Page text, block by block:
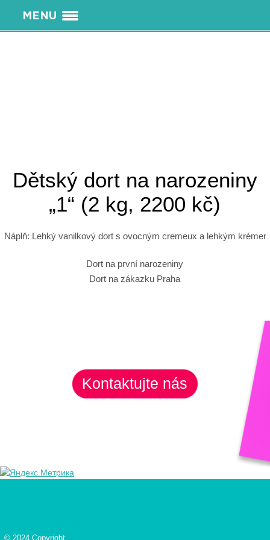
MENU
Dětský dort na narozeniny
„1“ (2 kg, 2200 kč)
Náplň: Lehký vanilkový dort s ovocným cremeux a lehkým
Dort na první narozeniny
Dort na zákazku Praha
Kontaktujte nás
© 2024 Copyright